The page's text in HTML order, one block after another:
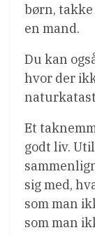
børn,
en mand.
Du kan
hvor der
Et
godt liv.
sig med,
som man
som man